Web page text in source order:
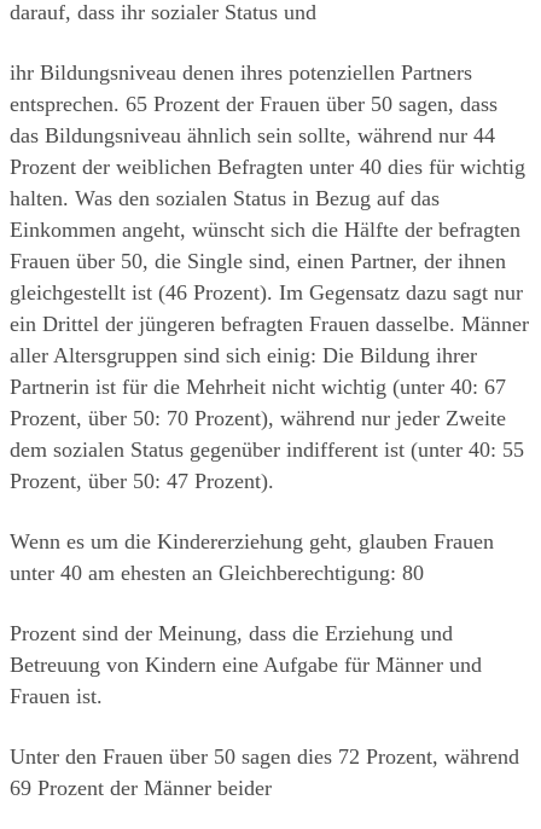
darauf, dass ihr sozialer Status und
ihr Bildungsniveau denen ihres potenziellen Partners
entsprechen. 65 Prozent der Frauen über 50 sagen, dass
das Bildungsniveau ähnlich sein sollte, während nur 44
Prozent der weiblichen Befragten unter 40 dies für wichtig
halten. Was den sozialen Status in Bezug auf das
Einkommen angeht, wünscht sich die Hälfte der befragten
Frauen über 50, die Single sind, einen Partner, der ihnen
gleichgestellt ist (46 Prozent). Im Gegensatz dazu sagt nur
ein Drittel der jüngeren befragten Frauen dasselbe. Männer
aller Altersgruppen sind sich einig: Die Bildung ihrer
Partnerin ist für die Mehrheit nicht wichtig (unter 40: 67
Prozent, über 50: 70 Prozent), während nur jeder Zweite
dem sozialen Status gegenüber indifferent ist (unter 40: 55
Prozent, über 50: 47 Prozent).
Wenn es um die Kindererziehung geht, glauben Frauen
unter 40 am ehesten an Gleichberechtigung: 80
Prozent sind der Meinung, dass die Erziehung und
Betreuung von Kindern eine Aufgabe für Männer und
Frauen ist.
Unter den Frauen über 50 sagen dies 72 Prozent, während
69 Prozent der Männer beider